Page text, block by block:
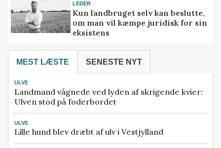
LEDER
Kun landbruget selv kan beslutte,
om man vil kæmpe juridisk for sin
eksistens
MEST LÆSTE SENESTE NYT
ULVE
Landmand vågnede ved lyden af skrigende kvier:
Ulven stod på foderbordet
ULVE
Lille hund blev dræbt af ulv i Vestjylland